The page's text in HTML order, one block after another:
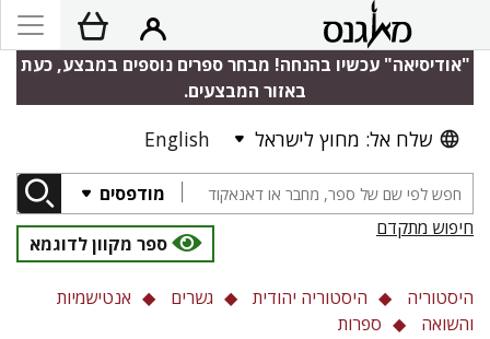
"אודיסיאה" עכשיו בהנחה! מבחר ספרים נוספים במבצע, כעת
באזור המבצעים.
שלח אל: מחוץ לישראל English
מודפסים
חיפוש מתקדם
ספר מקוון לדוגמא
היסטוריה היסטוריה יהודית גשרים
אנטישמיות
והשואה
ספרות